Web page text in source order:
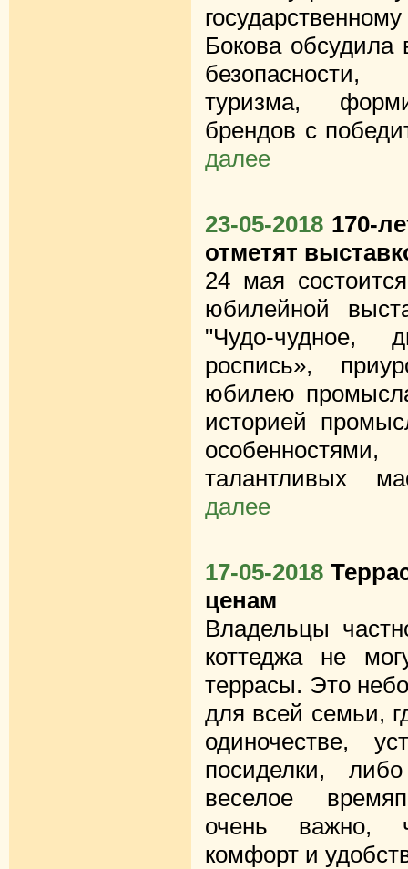
Бокова
безопасности,
туризма,
брендов с
далее
23-05-2018 170-
отметят
24 мая
юбилейной
"Чудо-чудное,
роспись»,
юбилею
историей
талантливых
далее
17-05-2018
ценам
Владельцы
коттеджа не
террасы. Это
для всей семьи,
одиночестве,
посиделки,
веселое
очень важно,
комфорт и